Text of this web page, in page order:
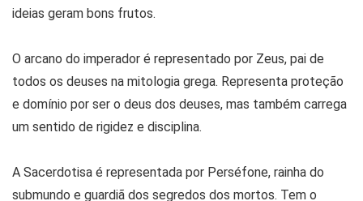
ideias geram bons frutos.
O arcano do imperador é representado por Zeus, pai de
todos os deuses na mitologia grega. Representa proteção
e domínio por ser o deus dos deuses, mas também carrega
um sentido de rigidez e disciplina.
A Sacerdotisa é representada por Perséfone, rainha do
submundo e guardiã dos segredos dos mortos. Tem o